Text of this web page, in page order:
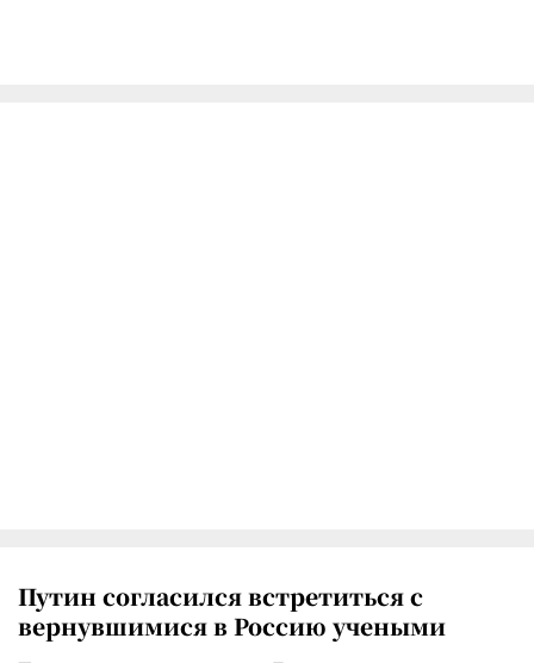
Путин согласился встретиться с
вернувшимися в Россию учеными